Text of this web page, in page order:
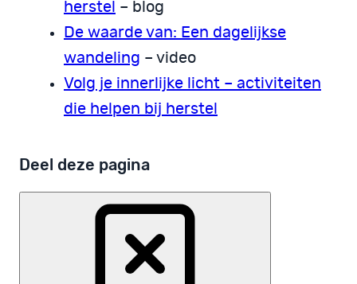
herstel – blog
De waarde van: Een dagelijkse
wandeling – video
Volg je innerlijke licht – activiteiten
die helpen bij herstel
Deel deze pagina